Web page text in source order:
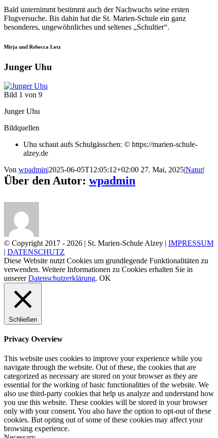
Bald unternimmt bestimmt auch der Nachwuchs seine ersten
Flugversuche. Bis dahin hat die St. Marien-Schule ein ganz
besonderes, ungewöhnliches und seltenes „Schultier“.
Mirja und Rebecca Lotz
Junger Uhu
Bild 1 von 9
Junger Uhu
Bildquellen
Uhu schaut aufs Schulgässchen: © https://marien-schule-
alzey.de
Von wpadmin|2025-06-05T12:05:12+02:00 27. Mai, 2025|Natur|
Über den Autor: wpadmin
© Copyright 2017 - 2026 | St. Marien-Schule Alzey | IMPRESSUM
| DATENSCHUTZ
Diese Website nutzt Cookies um grundlegende Funktionalitäten zu
verwenden. Weitere Informationen zu Cookies erhalten Sie in
unsererDatenschutzerklärung. OK
Schließen
Privacy Overview
This website uses cookies to improve your experience while you
navigate through the website. Out of these, the cookies that are
categorized as necessary are stored on your browser as they are
essential for the working of basic functionalities of the website. We
also use third-party cookies that help us analyze and understand how
you use this website. These cookies will be stored in your browser
only with your consent. You also have the option to opt-out of these
cookies. But opting out of some of these cookies may affect your
browsing experience.